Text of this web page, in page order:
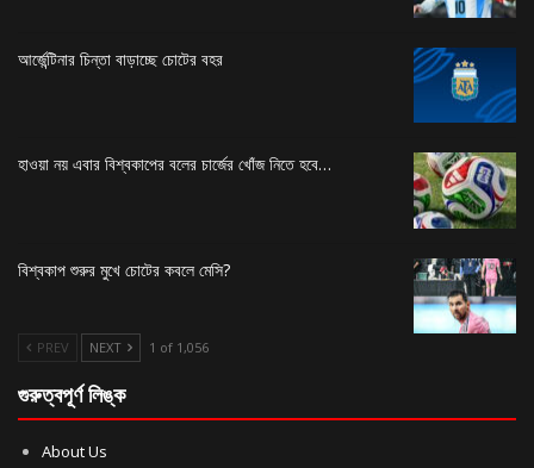
আর্জেন্টিনার চিন্তা বাড়াচ্ছে চোটের বহর
হাওয়া নয় এবার বিশ্বকাপের বলের চার্জের খোঁজ নিতে হবে…
বিশ্বকাপ শুরুর মুখে চোটের কবলে মেসি?
PREV NEXT 1 of 1,056
গুরুত্বপূর্ণ লিঙ্ক
About Us